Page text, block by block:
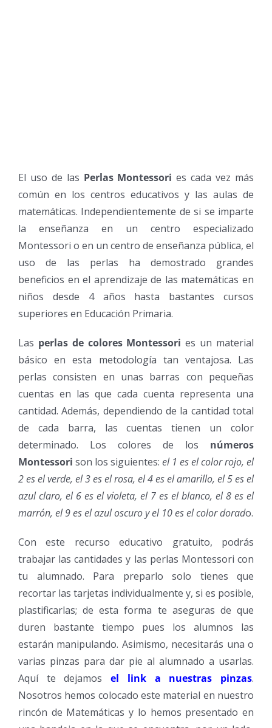
El uso de las Perlas Montessori es cada vez más
común en los centros educativos y las aulas de
matemáticas. Independientemente de si se imparte
la enseñanza en un centro especializado
Montessori o en un centro de enseñanza pública, el
uso de las perlas ha demostrado grandes
beneficios en el aprendizaje de las matemáticas en
niños desde 4 años hasta bastantes cursos
superiores en Educación Primaria.
Las perlas de colores Montessori es un material
básico en esta metodología tan ventajosa. Las
perlas consisten en unas barras con pequeñas
cuentas en las que cada cuenta representa una
cantidad. Además, dependiendo de la cantidad total
de cada barra, las cuentas tienen un color
determinado. Los colores de los números
Montessori son los siguientes: el 1 es el color rojo, el
2 es el verde, el 3 es el rosa, el 4 es el amarillo, el 5 es el
azul claro, el 6 es el violeta, el 7 es el blanco, el 8 es el
marrón, el 9 es el azul oscuro y el 10 es el color dorado.
Con este recurso educativo gratuito, podrás
trabajar las cantidades y las perlas Montessori con
tu alumnado. Para preparlo solo tienes que
recortar las tarjetas individualmente y, si es posible,
plastificarlas; de esta forma te aseguras de que
duren bastante tiempo pues los alumnos las
estarán manipulando. Asimismo, necesitarás una o
varias pinzas para dar pie al alumnado a usarlas.
Aquí te dejamosel link a nuestras pinzas.
Nosotros hemos colocado este material en nuestro
rincón de Matemáticas y lo hemos presentado en